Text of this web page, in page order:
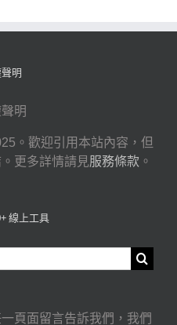
明
明
。歡迎引用本站內容，但
更多詳情請見服務條款 。
線上工具
頁面留言告訴我們，我們